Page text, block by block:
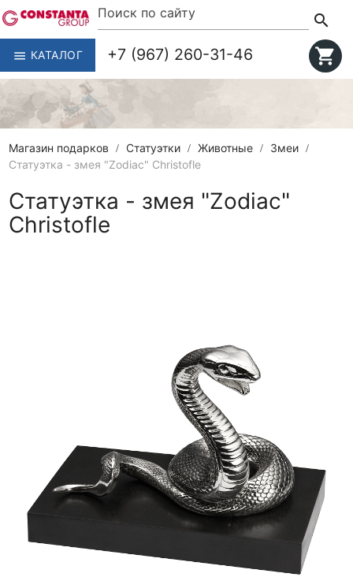
menu КАТАЛОГ
search
+7 (967) 260-31-46
shopping_cart
Магазин подарков Статуэтки Животные
Змеи
Статуэтка - змея "Zodiac" Christofle
Статуэтка - змея "Zodiac"
Christofle